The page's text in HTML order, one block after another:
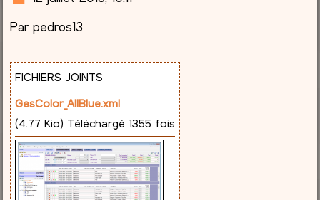
s
a
g
e
Par pedros13
FICHIERS JOINTS
GesColor_AllBlue.xml
(4.77 Kio) Téléchargé 1355 fois